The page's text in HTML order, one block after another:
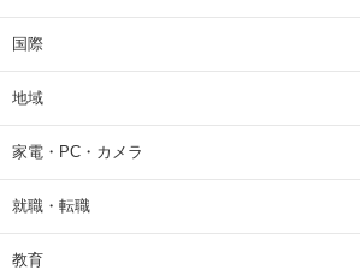
国際
地域
家電・PC・カメラ
就職・転職
教育